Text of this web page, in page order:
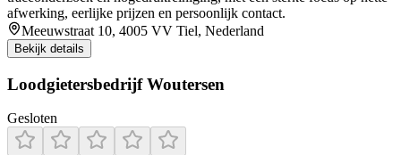
afwerking, eerlijke prijzen en persoonlijk contact.
Meeuwstraat 10, 4005 VV Tiel, Nederland
Bekijk details
Loodgietersbedrijf Woutersen
Gesloten